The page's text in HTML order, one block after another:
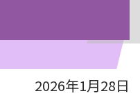
2026年1月28日